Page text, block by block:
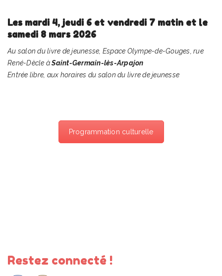
Les mardi 4, jeudi 6 et vendredi 7 matin et le
samedi 8 mars 2026
Au salon du livre de jeunesse, Espace Olympe-de-Gouges, rue
René-Dècle àSaint-Germain-lès-Arpajon
Entrée libre, aux horaires du salon du livre de jeunesse
Programmation culturelle
Restez connecté !